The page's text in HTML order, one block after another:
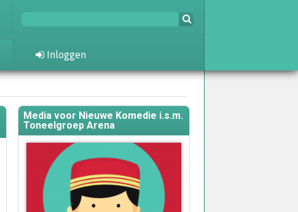
Inloggen
Media voor Nieuwe Komedie i.s.m.
Toneelgroep Arena